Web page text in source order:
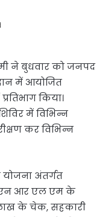
ने बुधवार को जनपद
में आयोजित
किया।
में विभिन्न
कर विभिन्न
योजना अंतर्गत
एन आर एल एम के
के चेक, सहकारी